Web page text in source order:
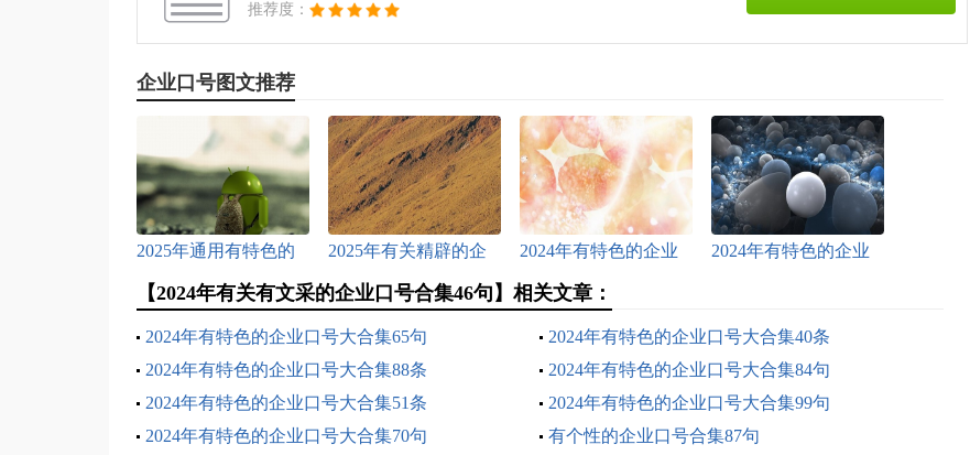
推荐度：
企业口号图文推荐
2025年通用有特色的
企业口号摘录47句
2025年有关精辟的企
业口号44句
2024年有特色的企业
口号大合集90句
2024年有特色的企业
【2024年有关有文采的企业口号合集46句】相关文章：
2024年有特色的企业口号大合集65句
2024年有特色的企业口号大合集40条
2024年有特色的企业口号大合集88条
2024年有特色的企业口号大合集84句
2024年有特色的企业口号大合集51条
2024年有特色的企业口号大合集99句
2024年有特色的企业口号大合集70句
有个性的企业口号合集87句